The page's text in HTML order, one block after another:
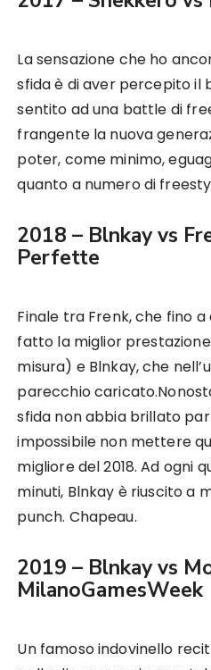
La sensazione che ho
sfida è di aver percepito il
sentito ad una battle di
frangente la nuova
poter, come minimo,
quanto a numero di
2018 – Blnkay vs
Perfette
Finale tra Frenk, che fino
fatto la miglior
misura) e Blnkay, che
parecchio
sfida non abbia brillato
impossibile non mettere
migliore del 2018. Ad ogni
minuti, Blnkay è riuscito a
punch. Chapeau.
2019 – Blnkay vs
MilanoGamesWeek
Un famoso indovinello